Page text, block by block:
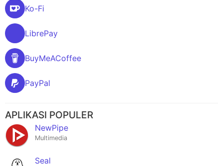
Ko-Fi
LibrePay
BuyMeACoffee
PayPal
APLIKASI POPULER
NewPipe
Multimedia
Seal